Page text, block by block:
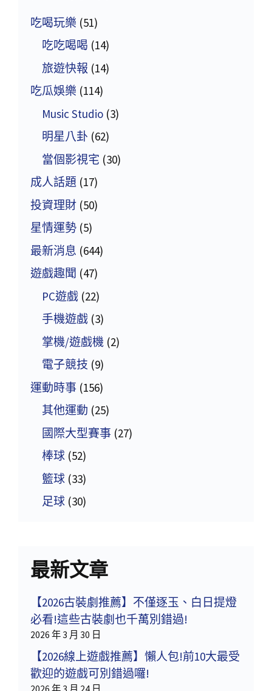
吃喝玩樂 (51)
吃吃喝喝 (14)
旅遊快報 (14)
吃瓜娛樂 (114)
Music Studio (3)
明星八卦 (62)
當個影視宅 (30)
成人話題 (17)
投資理財 (50)
星情運勢 (5)
最新消息 (644)
遊戲趣聞 (47)
PC遊戲 (22)
手機遊戲 (3)
掌機/遊戲機 (2)
電子競技 (9)
運動時事 (156)
其他運動 (25)
國際大型賽事 (27)
棒球 (52)
籃球 (33)
足球 (30)
最新文章
【2026古裝劇推薦】不僅逐玉、白日提燈
必看!這些古裝劇也千萬別錯過!
2026 年 3 月 30 日
【2026線上遊戲推薦】懶人包!前10大最受
歡迎的遊戲可別錯過囉!